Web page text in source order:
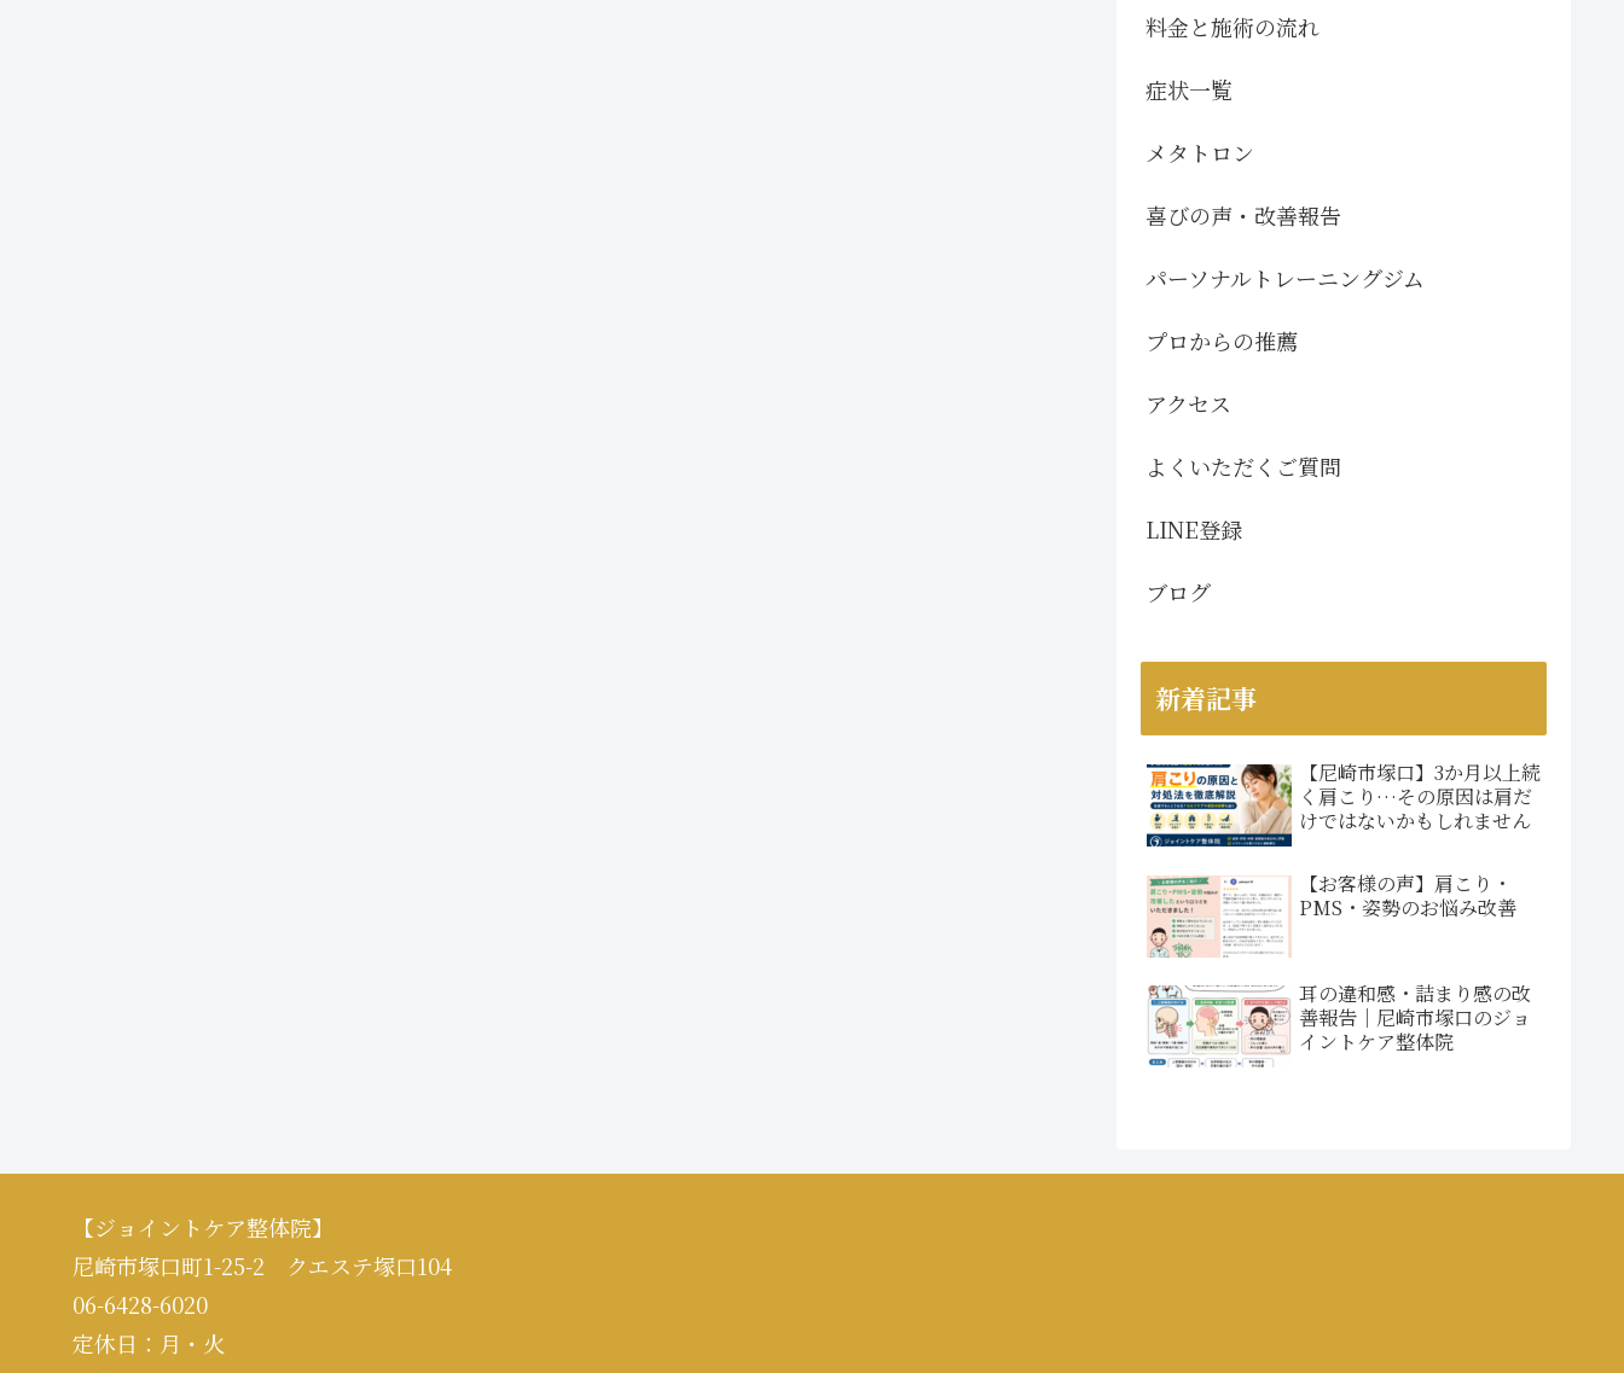
料金と施術の流れ
症状一覧
メタトロン
喜びの声・改善報告
パーソナルトレーニングジム
プロからの推薦
アクセス
よくいただくご質問
LINE登録
ブログ
新着記事
【尼崎市塚口】3か月以上続
く肩こり…その原因は肩だ
けではないかもしれません
【お客様の声】肩こり・
PMS・姿勢のお悩み改善
耳の違和感・詰まり感の改
善報告｜尼崎市塚口のジョ
イントケア整体院
【ジョイントケア整体院】
尼崎市塚口町1-25-2 クエステ塚口104
06-6428-6020
定休日：月・火